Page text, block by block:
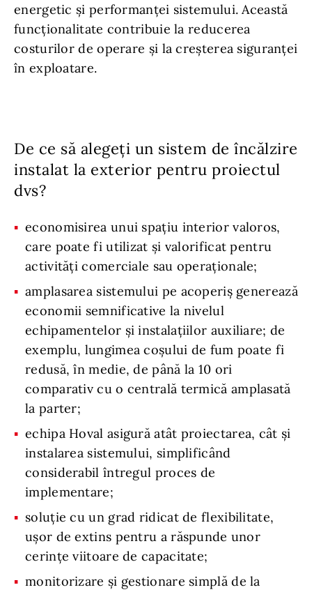
energetic și performanței sistemului. Această
funcționalitate contribuie la reducerea
costurilor de operare și la creșterea siguranței
în exploatare.
De ce să alegeți un sistem de încălzire
instalat la exterior pentru proiectul
dvs?
economisirea unui spațiu interior valoros,
care poate fi utilizat și valorificat pentru
activități comerciale sau operaționale;
amplasarea sistemului pe acoperiș generează
economii semnificative la nivelul
echipamentelor și instalațiilor auxiliare; de
exemplu, lungimea coșului de fum poate fi
redusă, în medie, de până la 10 ori
comparativ cu o centrală termică amplasată
la parter;
echipa Hoval asigură atât proiectarea, cât și
instalarea sistemului, simplificând
considerabil întregul proces de
implementare;
soluție cu un grad ridicat de flexibilitate,
ușor de extins pentru a răspunde unor
cerințe viitoare de capacitate;
monitorizare și gestionare simplă de la